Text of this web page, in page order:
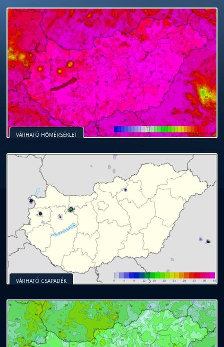
VÁRHATÓ HŐMÉRSÉKLET
VÁRHATÓ CSAPADÉK